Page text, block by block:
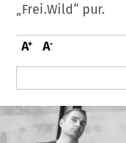
„Frei.Wild“ pur.